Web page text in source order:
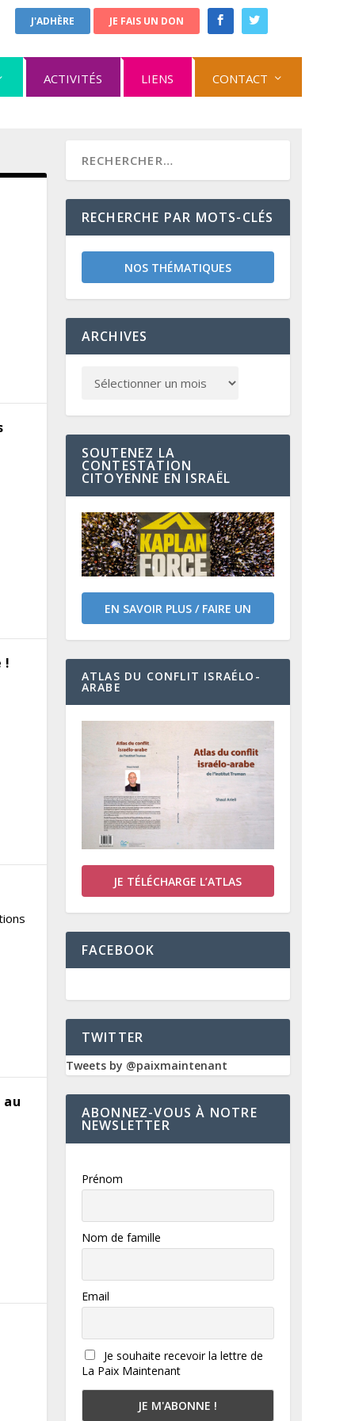
J'ADHÈRE JE FAIS UN DON
ACTIVITÉS LIENS CONTACT
!
RECHERCHE PAR MOTS-CLÉS
NOS THÉMATIQUES
ARCHIVES
SOUTENEZ LA
CONTESTATION
CITOYENNE EN ISRAËL
EN SAVOIR PLUS / FAIRE UN
DON
ATLAS DU CONFLIT ISRAÉLO-
ARABE
JE TÉLÉCHARGE L’ATLAS
FACEBOOK
TWITTER
Tweets by @paixmaintenant
ABONNEZ-VOUS À NOTRE
NEWSLETTER
Prénom
Nom de famille
Email
Je souhaite recevoir la lettre de
La Paix Maintenant